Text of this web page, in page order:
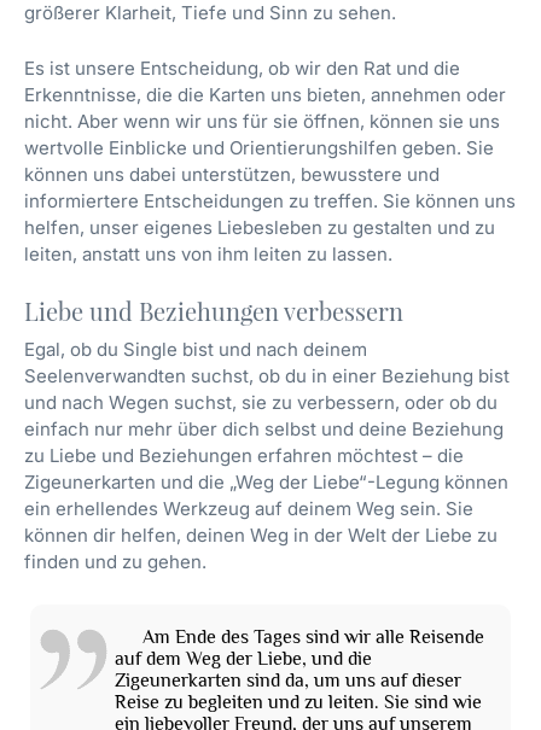
größerer Klarheit, Tiefe und Sinn zu sehen.
Es ist unsere Entscheidung, ob wir den Rat und die
Erkenntnisse, die die Karten uns bieten, annehmen oder
nicht. Aber wenn wir uns für sie öffnen, können sie uns
wertvolle Einblicke und Orientierungshilfen geben. Sie
können uns dabei unterstützen, bewusstere und
informiertere Entscheidungen zu treffen. Sie können uns
helfen, unser eigenes Liebesleben zu gestalten und zu
leiten, anstatt uns von ihm leiten zu lassen.
Liebe und Beziehungen verbessern
Egal, ob du Single bist und nach deinem
Seelenverwandten suchst, ob du in einer Beziehung bist
und nach Wegen suchst, sie zu verbessern, oder ob du
einfach nur mehr über dich selbst und deine Beziehung
zu Liebe und Beziehungen erfahren möchtest – die
Zigeunerkarten und die „Weg der Liebe“-Legung können
ein erhellendes Werkzeug auf deinem Weg sein. Sie
können dir helfen, deinen Weg in der Welt der Liebe zu
finden und zu gehen.
Am Ende des Tages sind wir alle Reisende
auf dem Weg der Liebe, und die
Zigeunerkarten sind da, um uns auf dieser
Reise zu begleiten und zu leiten. Sie sind wie
ein liebevoller Freund, der uns auf unserem